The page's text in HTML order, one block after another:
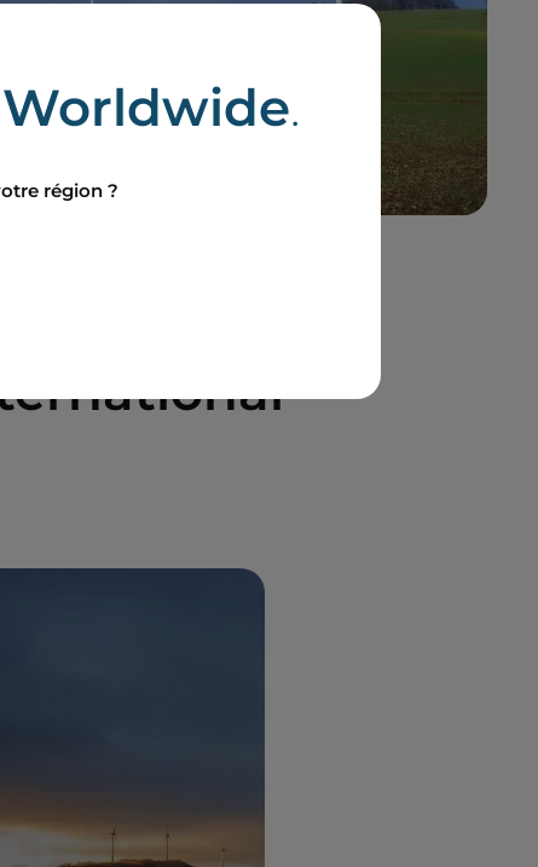
Worldwide.
région ?